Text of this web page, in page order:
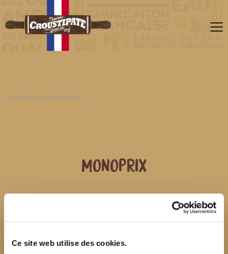
Ce site web utilise des cookies.
RETOUR AUX ACTUALITÉS
MONOPRIX